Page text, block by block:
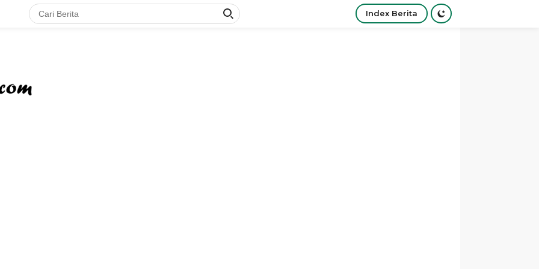
Index Berita